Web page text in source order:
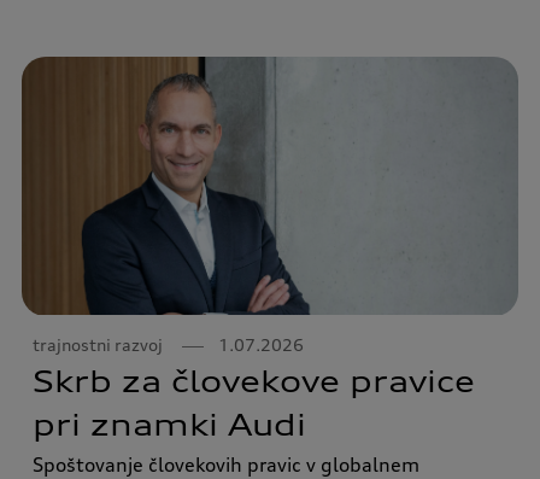
trajnostni razvoj 1.07.2026
Skrb za človekove pravice
pri znamki Audi
Spoštovanje človekovih pravic v globalnem